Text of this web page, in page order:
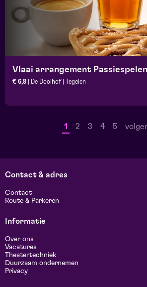
Vlaai arrangement Passiespelen
€ 6,8 | De Doolhof | Tegelen
1 2 3 4 5
Contact & adres
Contact
Route & Parkeren
Informatie
Over ons
Vacatures
Theatertechniek
Duurzaam ondernemen
Privacy